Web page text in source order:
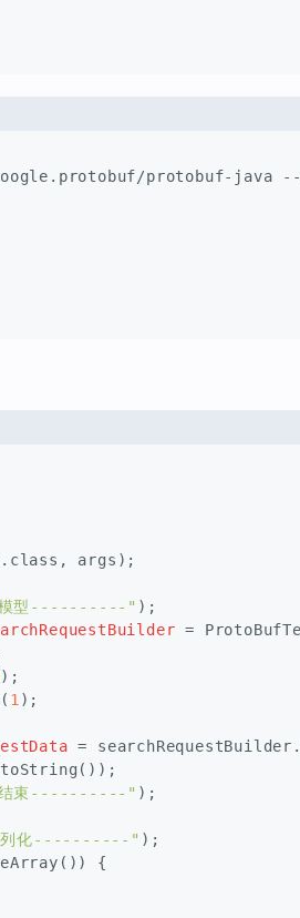
protobuf-java
args);
型----------" );
=
);
1 );
=
束----------" );
化----------" );
{